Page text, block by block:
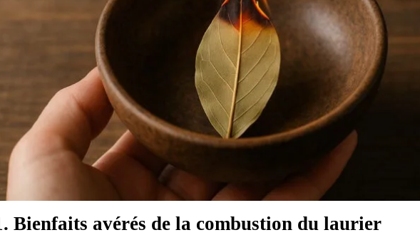
Bienfaits avérés de la combustion du laurier